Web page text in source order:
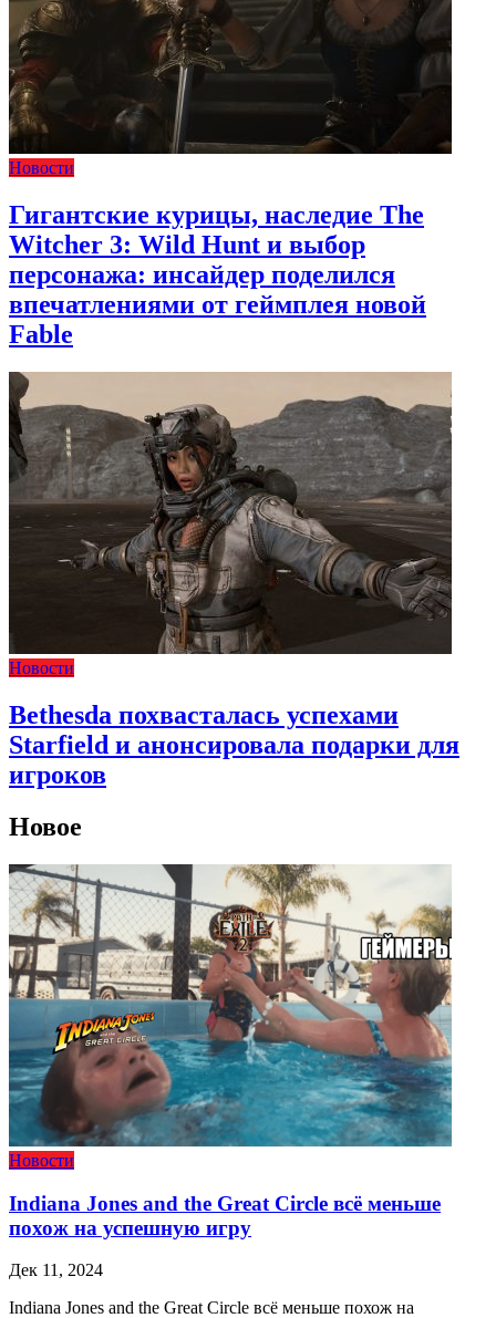
Новости
Гигантские курицы, наследие The
Witcher 3: Wild Hunt и выбор
персонажа: инсайдер поделился
впечатлениями от геймплея новой
Fable
Новости
Bethesda похвасталась успехами
Starfield и анонсировала подарки для
игроков
Новое
Новости
Indiana Jones and the Great Circle всё меньше
похож на успешную игру
Дек 11, 2024
Indiana Jones and the Great Circle всё меньше похож на